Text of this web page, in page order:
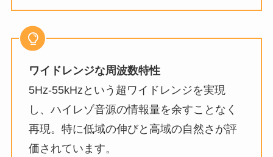
ワイドレンジな周波数特性
5Hz-55kHzという超ワイドレンジを実現
し、ハイレゾ音源の情報量を余すことなく
再現。特に低域の伸びと高域の自然さが評
価されています。